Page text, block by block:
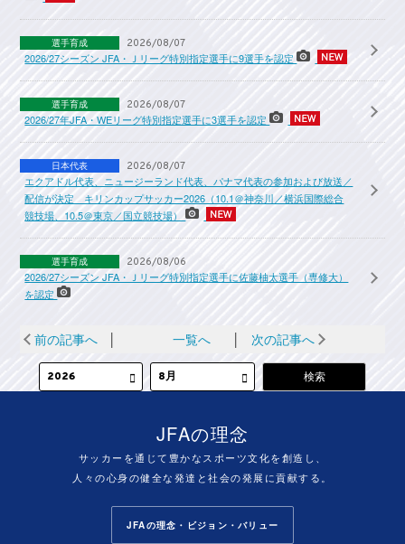
選手育成 2026/08/07
2026/27シーズン JFA・Ｊリーグ特別指定選手に9選手を認定
選手育成 2026/08/07
2026/27年JFA・WEリーグ特別指定選手に3選手を認定
日本代表 2026/08/07
エクアドル代表、ニュージーランド代表、パナマ代表の参加および放送／
配信が決定 キリンカップサッカー2026（10.1＠神奈川／横浜国際総合
競技場、10.5＠東京／国立競技場）
選手育成 2026/08/06
2026/27シーズン JFA・Ｊリーグ特別指定選手に佐藤柚太選手（専修大）
を認定
前の記事へ│ 一覧へ │ 次の記事へ
JFAの理念
サッカーを通じて豊かなスポーツ文化を創造し、
人々の心身の健全な発達と社会の発展に貢献する。
JFAの理念・ビジョン・バリュー